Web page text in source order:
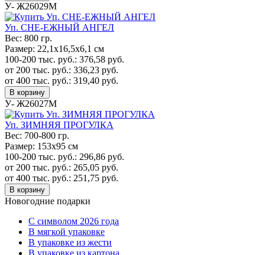
У- Ж26029М
Уп. СНЕ-ЕЖНЫЙ АНГЕЛ
Вес: 800 гр.
Размер: 22,1х16,5х6,1 см
100-200 тыс. руб.: 376,58 руб.
от 200 тыс. руб.: 336,23 руб.
от 400 тыс. руб.: 319,40 руб.
В корзину
У- Ж26027М
Уп. ЗИМНЯЯ ПРОГУЛКА
Вес: 700-800 гр.
Размер: 153х95 см
100-200 тыс. руб.: 296,86 руб.
от 200 тыс. руб.: 265,05 руб.
от 400 тыс. руб.: 251,75 руб.
В корзину
Новогодние подарки
C символом 2026 года
В мягкой упаковке
В упаковке из жести
В упаковке из картона